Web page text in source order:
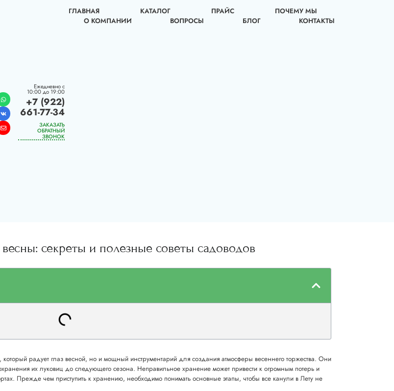
Ежедневно с
10:00 до 19:00
+7 (922)
661-77-34
ЗАКАЗАТЬ
ОБРАТНЫЙ
ЗВОНОК
ГЛАВНАЯ КАТАЛОГ ПРАЙС
ПОЧЕМУ МЫ
О КОМПАНИИ
ВОПРОСЫ БЛОГ КОНТАКТЫ
секреты и полезные советы садоводов
радует глаз весной, но и мощный инструментарий для создания атмосферы весеннего торжества. Они
их луковиц до следующего сезона. Неправильное хранение может привести к огромным потерь и
Прежде чем приступить к хранению, необходимо понимать основные этапы, чтобы все канули в Лету не